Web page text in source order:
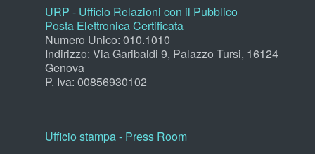
URP - Ufficio Relazioni con il Pubblico
Posta Elettronica Certificata
Numero Unico: 010.1010
Indirizzo: Via Garibaldi 9, Palazzo Tursi, 16124
Genova
P. Iva: 00856930102
Ufficio stampa - Press Room